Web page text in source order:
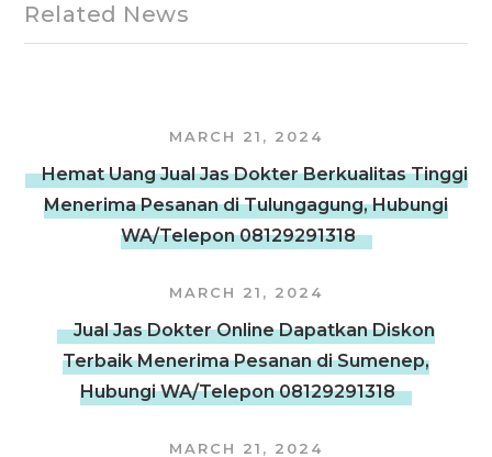
Related News
MARCH 21, 2024
Hemat Uang Jual Jas Dokter Berkualitas Tinggi
Menerima Pesanan di Tulungagung, Hubungi
WA/Telepon 08129291318
MARCH 21, 2024
Jual Jas Dokter Online Dapatkan Diskon
Terbaik Menerima Pesanan di Sumenep,
Hubungi WA/Telepon 08129291318
MARCH 21, 2024